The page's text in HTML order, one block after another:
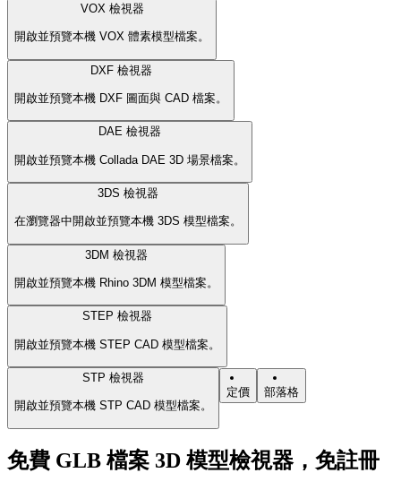
VOX 檢視器
開啟並預覽本機 VOX 體素模型檔案。
DXF 檢視器
開啟並預覽本機 DXF 圖面與 CAD 檔案。
DAE 檢視器
開啟並預覽本機 Collada DAE 3D 場景檔案。
3DS 檢視器
在瀏覽器中開啟並預覽本機 3DS 模型檔案。
3DM 檢視器
開啟並預覽本機 Rhino 3DM 模型檔案。
STEP 檢視器
開啟並預覽本機 STEP CAD 模型檔案。
STP 檢視器
開啟並預覽本機 STP CAD 模型檔案。
定價 部落格
免費 GLB 檔案 3D 模型檢視器，免註冊